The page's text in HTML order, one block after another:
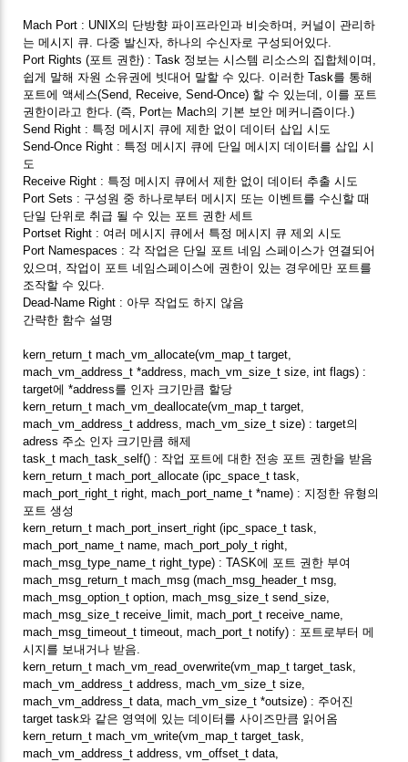
Mach Port : UNIX의 단방향 파이프라인과 비슷하며, 커널이 관리하
는 메시지 큐. 다중 발신자, 하나의 수신자로 구성되어있다.
Port Rights (포트 권한) : Task 정보는 시스템 리소스의 집합체이며,
쉽게 말해 자원 소유권에 빗대어 말할 수 있다. 이러한 Task를 통해
포트에 액세스(Send, Receive, Send-Once) 할 수 있는데, 이를 포트
권한이라고 한다. (즉, Port는 Mach의 기본 보안 메커니즘이다.)
Send Right : 특정 메시지 큐에 제한 없이 데이터 삽입 시도
Send-Once Right : 특정 메시지 큐에 단일 메시지 데이터를 삽입 시
도
Receive Right : 특정 메시지 큐에서 제한 없이 데이터 추출 시도
Port Sets : 구성원 중 하나로부터 메시지 또는 이벤트를 수신할 때
단일 단위로 취급 될 수 있는 포트 권한 세트
Portset Right : 여러 메시지 큐에서 특정 메시지 큐 제외 시도
Port Namespaces : 각 작업은 단일 포트 네임 스페이스가 연결되어
있으며, 작업이 포트 네임스페이스에 권한이 있는 경우에만 포트를
조작할 수 있다.
Dead-Name Right : 아무 작업도 하지 않음
간략한 함수 설명
kern_return_t mach_vm_allocate(vm_map_t target,
mach_vm_address_t *address, mach_vm_size_t size, int flags) :
target에 *address를 인자 크기만큼 할당
kern_return_t mach_vm_deallocate(vm_map_t target,
mach_vm_address_t address, mach_vm_size_t size) : target의
adress 주소 인자 크기만큼 해제
task_t mach_task_self() : 작업 포트에 대한 전송 포트 권한을 받음
kern_return_t mach_port_allocate (ipc_space_t task,
mach_port_right_t right, mach_port_name_t *name) : 지정한 유형의
포트 생성
kern_return_t mach_port_insert_right (ipc_space_t task,
mach_port_name_t name, mach_port_poly_t right,
mach_msg_type_name_t right_type) : TASK에 포트 권한 부여
mach_msg_return_t mach_msg (mach_msg_header_t msg,
mach_msg_option_t option, mach_msg_size_t send_size,
mach_msg_size_t receive_limit, mach_port_t receive_name,
mach_msg_timeout_t timeout, mach_port_t notify) : 포트로부터 메
시지를 보내거나 받음.
kern_return_t mach_vm_read_overwrite(vm_map_t target_task,
mach_vm_address_t address, mach_vm_size_t size,
mach_vm_address_t data, mach_vm_size_t *outsize) : 주어진
target task와 같은 영역에 있는 데이터를 사이즈만큼 읽어옴
kern_return_t mach_vm_write(vm_map_t target_task,
mach_vm_address_t address, vm_offset_t data,